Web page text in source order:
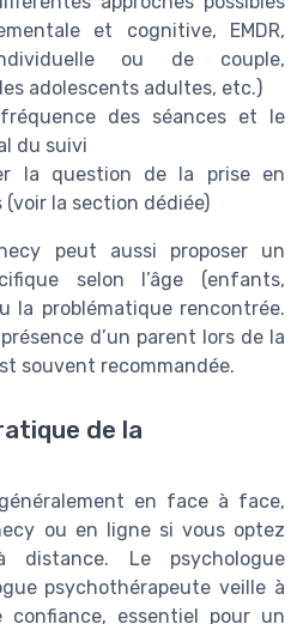
et cognitive, EMDR,
ou de couple,
adolescents adultes, etc.)
des séances et le
du suivi
la question de la prise en
la section dédiée)
peut aussi proposer un
selon l’âge (enfants,
la problématique rencontrée.
d’un parent lors de la
souvent recommandée.
de la
en face à face,
ou en ligne si vous optez
Le psychologue
psychothérapeute veille à
essentiel pour un